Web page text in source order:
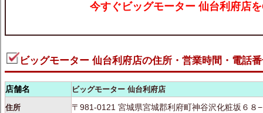
今すぐ ビッグモーター 仙台利府店
ビッグモーター 仙台利府店の住所・営業時間・電話
店舗名 ビッグモーター 仙台利府店
住所 〒981-0121 宮城県宮城郡利府町神谷沢化粧坂６８